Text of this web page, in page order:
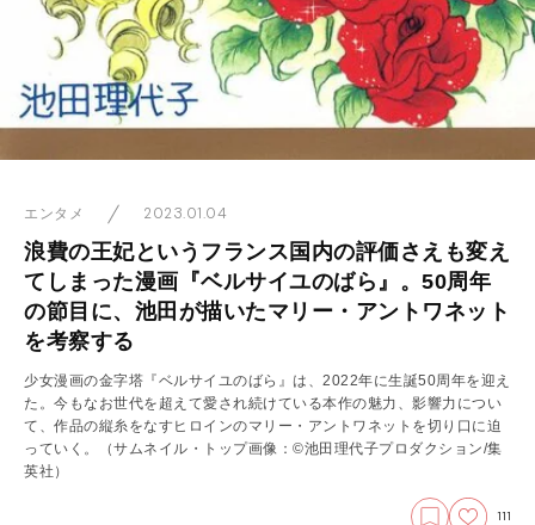
エンタメ 2023.01.04
浪費の王妃というフランス国内の評価さえも変え
てしまった漫画『ベルサイユのばら』。50周年
の節目に、池田が描いたマリー・アントワネット
を考察する
少女漫画の金字塔『ベルサイユのばら』は、2022年に生誕50周年を迎え
た。今もなお世代を超えて愛され続けている本作の魅力、影響力につい
て、作品の縦糸をなすヒロインのマリー・アントワネットを切り口に迫
っていく。（サムネイル・トップ画像：©池田理代子プロダクション/集
英社）
111